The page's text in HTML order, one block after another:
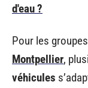
d'eau ?
Pour les
Montpellier,
véhicules